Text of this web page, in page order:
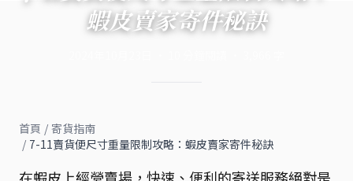
蝦皮賣家寄件秘訣
首頁 / 寄貨指南
/ 7-11賣貨便尺寸重量限制攻略：蝦皮賣家寄件秘訣
在蝦皮上經營賣場，快速、便利的寄送服務絕對是